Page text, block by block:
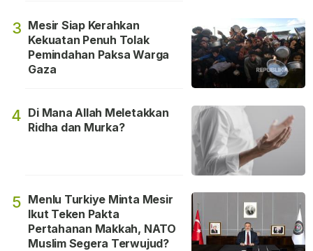
3 Mesir Siap Kerahkan
Kekuatan Penuh Tolak
Pemindahan Paksa Warga
Gaza
4 Di Mana Allah Meletakkan
Ridha dan Murka?
5 Menlu Turkiye Minta Mesir
Ikut Teken Pakta
Pertahanan Makkah, NATO
Muslim Segera Terwujud?